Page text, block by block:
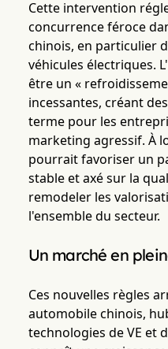
Cette intervention
concurrence féroce
chinois, en particulier
véhicules électriques.
être un «
incessantes, créant
terme pour les
marketing agressif. À
pourrait favoriser un
stable et axé sur la
remodeler les
l'ensemble du secteur.
Un marché en
Ces nouvelles règles
automobile chinois,
technologies de VE et